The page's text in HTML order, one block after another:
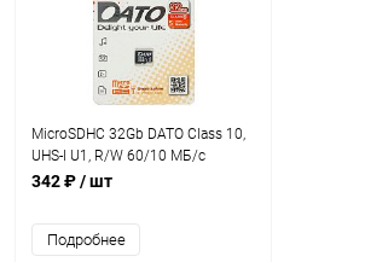
MicroSDHC 32Gb DATO Class 10,
UHS-I U1, R/W 60/10 МБ/с
черный
342 ₽/ шт
Подробнее